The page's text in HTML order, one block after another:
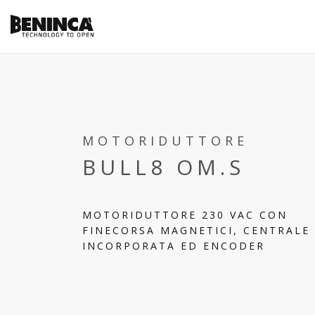
MOTORIDUTTORE
BULL8 OM.S
MOTORIDUTTORE 230 VAC CON
FINECORSA MAGNETICI, CENTRALE
INCORPORATA ED ENCODER